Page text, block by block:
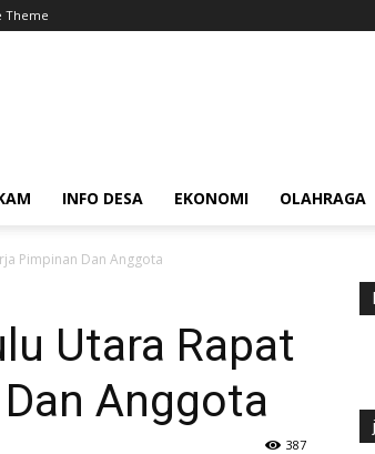
Theme
INFO DESA EKONOMI OLAHRAGA
Pimpinan Dan Anggota
Utara Rapat
Anggota
387